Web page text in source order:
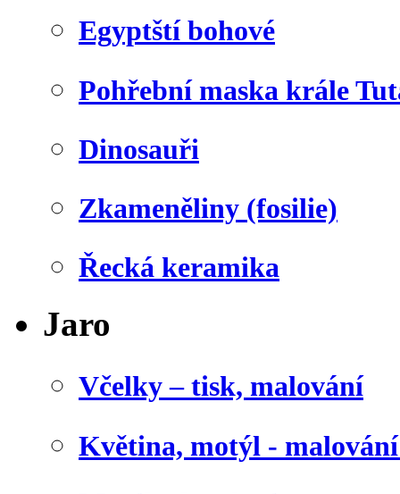
Egyptští bohové
Pohřební maska krále
Dinosauři
Zkameněliny (fosilie)
Řecká keramika
Jaro
Včelky – tisk, malování
Květina, motýl -